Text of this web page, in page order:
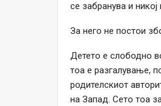
се забранува и
За него не постои
Детето е слободно
тоа е разгалување,
родителскиот
на Запад. Сето тоа